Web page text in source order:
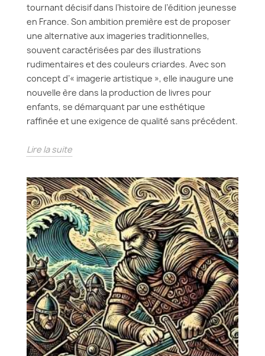
tournant décisif dans l’histoire de l’édition jeunesse
en France. Son ambition première est de proposer
une alternative aux imageries traditionnelles,
souvent caractérisées par des illustrations
rudimentaires et des couleurs criardes. Avec son
concept d’« imagerie artistique », elle inaugure une
nouvelle ère dans la production de livres pour
enfants, se démarquant par une esthétique
raffinée et une exigence de qualité sans précédent.
Lire la suite